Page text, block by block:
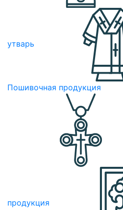
утварь
Пошивочная продукция
продукция